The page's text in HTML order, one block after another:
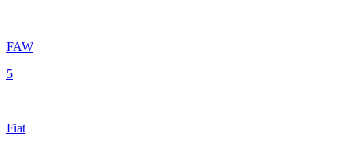
FAW
5
Fiat